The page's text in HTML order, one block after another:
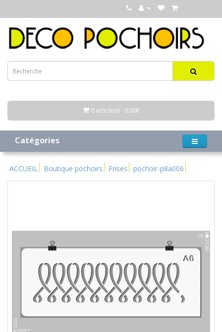
0 article(s) - 0,00€
Catégories
ACCUEIL Boutique pochoirs Frises pochoir-p8a006